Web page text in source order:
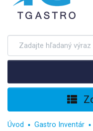
Úvod Gastro Inventár